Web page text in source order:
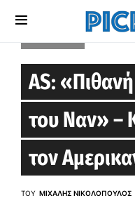
AS:
του Ναν» –
τον
ΤΟΥ ΜΙΧΆΛΗΣ ΝΙΚΟΛΌΠΟΥΛΟΣ